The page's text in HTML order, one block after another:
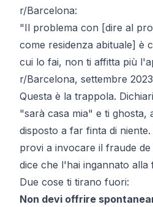
r/Barcelona:
"Il problema con [dire al
come residenza abituale] è
cui lo fai, non ti affitta più
r/Barcelona, settembre 2023
Questa è la trappola.
"sarà casa mia" e ti ghosta,
disposto a far finta di
provi a invocare il fraude de
dice che l'hai ingannato alla
Due cose ti tirano fuori:
Non devi offrire